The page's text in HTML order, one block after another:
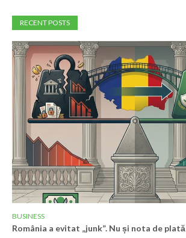
RECENT POSTS
BUSINESS
România a evitat „junk”. Nu și nota de plată